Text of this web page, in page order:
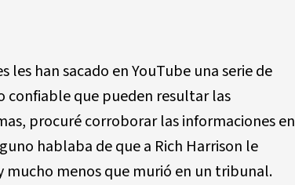
han sacado en YouTube una serie de
confiable que pueden resultar las
procuré corroborar las informaciones en
hablaba de que a Rich Harrison le
mucho menos que murió en un tribunal.